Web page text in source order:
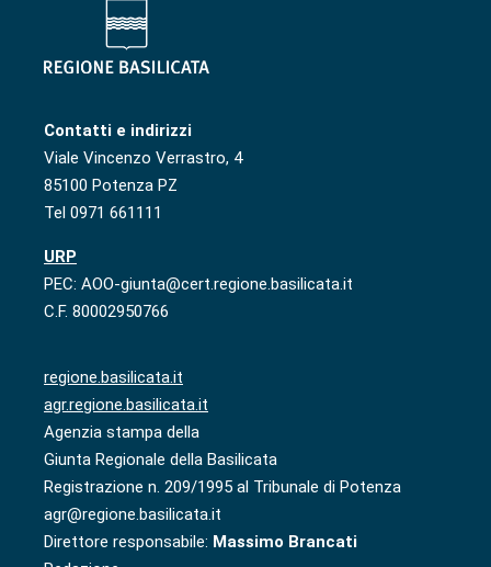
Contatti e indirizzi
Viale Vincenzo Verrastro, 4
85100 Potenza PZ
Tel 0971 661111
URP
PEC: AOO-giunta@cert.regione.basilicata.it
C.F. 80002950766
regione.basilicata.it
agr.regione.basilicata.it
Agenzia stampa della
Giunta Regionale della Basilicata
Registrazione n. 209/1995 al Tribunale di Potenza
agr@regione.basilicata.it
Direttore responsabile: Massimo Brancati